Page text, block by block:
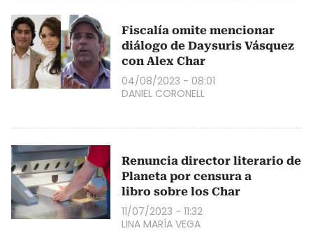
Fiscalía omite mencionar
diálogo de Daysuris Vásquez
con Alex Char
04/08/2023 - 08:01
DANIEL CORONELL
Renuncia director literario de
Planeta por censura a
libro sobre los Char
11/07/2023 - 11:32
LINA MARÍA VEGA